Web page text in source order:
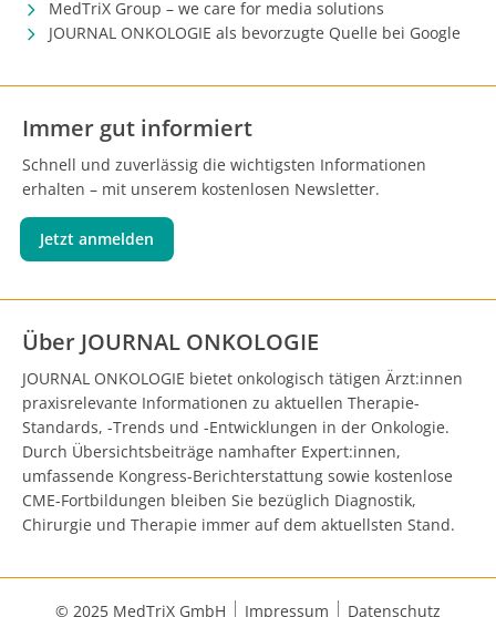
MedTriX Group – we care for media solutions
JOURNAL ONKOLOGIE als bevorzugte Quelle bei Google
Immer gut informiert
Schnell und zuverlässig die wichtigsten Informationen
erhalten – mit unserem kostenlosen Newsletter.
Jetzt anmelden
Über JOURNAL ONKOLOGIE
JOURNAL ONKOLOGIE bietet onkologisch tätigen Ärzt:innen
praxisrelevante Informationen zu aktuellen Therapie-
Standards, -Trends und -Entwicklungen in der Onkologie.
Durch Übersichtsbeiträge namhafter Expert:innen,
umfassende Kongress-Berichterstattung sowie kostenlose
CME-Fortbildungen bleiben Sie bezüglich Diagnostik,
Chirurgie und Therapie immer auf dem aktuellsten Stand.
© 2025 MedTriX GmbH Impressum Datenschutz